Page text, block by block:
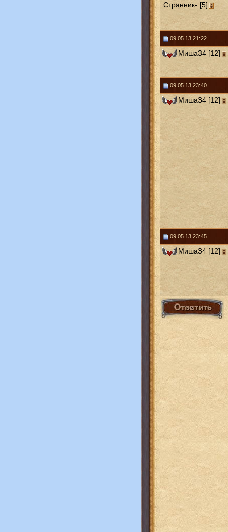
Странник- [5]
09.05.13 21:22
Миша34 [12]
09.05.13 23:40
Миша34 [12]
09.05.13 23:45
Миша34 [12]